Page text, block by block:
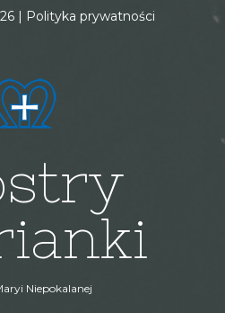
Polityka prywatności
Niepokalanej